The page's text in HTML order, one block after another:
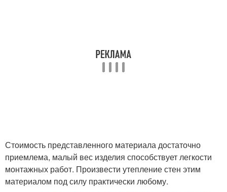
Стоимость представленного материала достаточно
приемлема, малый вес изделия способствует легкости
монтажных работ. Произвести утепление стен этим
материалом под силу практически любому.